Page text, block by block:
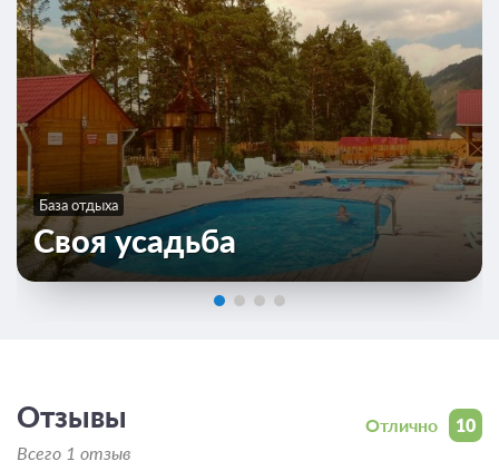
База отдыха
Своя усадьба
10
Отлично
Отзывы
Всего 1 отзыв